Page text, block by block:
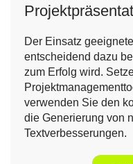
Der Einsatz
entscheidend dazu
zum Erfolg wird.
verwenden Sie den
die Generierung von
Textverbesserungen.